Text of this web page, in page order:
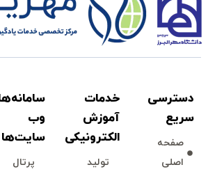
دسترسی
سريع
صفحه
اصلی
خدمات
آموزش
الكترونیكی
توليد
وب
سايت‌ها
پرتال